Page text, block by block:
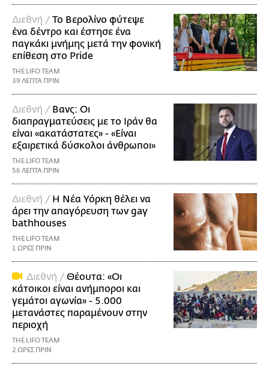
Διεθνή /Το Βερολίνο φύτεψε
ένα δέντρο και έστησε ένα
παγκάκι μνήμης μετά την φονική
επίθεση στο Pride
THE LIFO TEAM
39 ΛΕΠΤΑ ΠΡΙΝ
Διεθνή / Βανς: Οι
διαπραγματεύσεις με το Ιράν θα
είναι «ακατάστατες» - «Είναι
εξαιρετικά δύσκολοι άνθρωποι»
THE LIFO TEAM
56 ΛΕΠΤΑ ΠΡΙΝ
Διεθνή / Η Νέα Υόρκη θέλει να
άρει την απαγόρευση των gay
bathhouses
THE LIFO TEAM
1 ΩΡΕΣ ΠΡΙΝ
Διεθνή /Θέουτα: «Οι
κάτοικοι είναι ανήμποροι και
γεμάτοι αγωνία» - 5.000
μετανάστες παραμένουν στην
περιοχή
THE LIFO TEAM
2 ΩΡΕΣ ΠΡΙΝ